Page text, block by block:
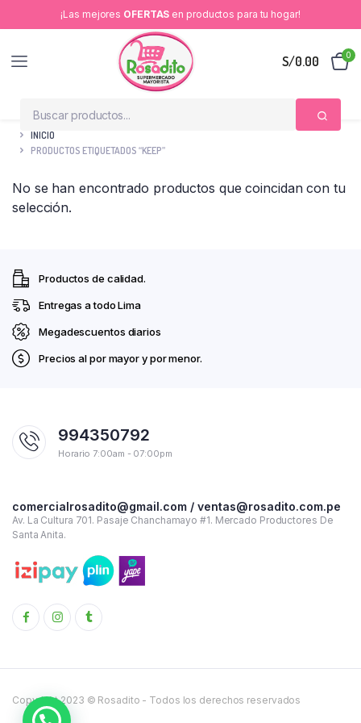
¡Las mejores OFERTAS en productos para tu hogar!
S/0.00 0
INICIO
PRODUCTOS ETIQUETADOS “KEEP”
No se han encontrado productos que coincidan con tu
selección.
Productos de calidad.
Entregas a todo Lima
Megadescuentos diarios
Precios al por mayor y por menor.
994350792
Horario 7:00am - 07:00pm
comercialrosadito@gmail.com / ventas@rosadito.com.pe
Av. La Cultura 701. Pasaje Chanchamayo #1. Mercado Productores De
Santa Anita.
Copyright 2023 © Rosadito - Todos los derechos reservados